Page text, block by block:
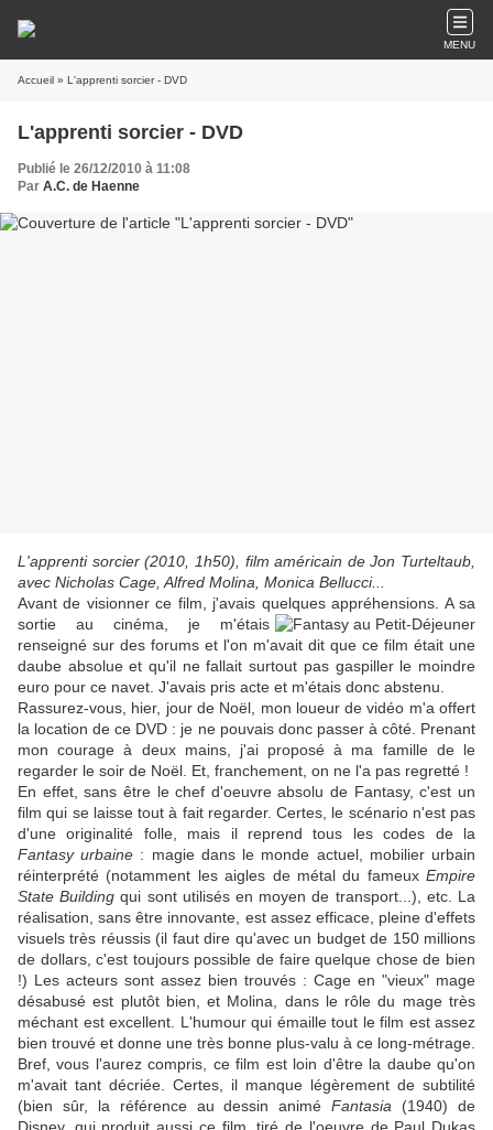
MENU
Accueil » L'apprenti sorcier - DVD
L'apprenti sorcier - DVD
Publié le 26/12/2010 à 11:08
Par A.C. de Haenne
L'apprenti sorcier (2010, 1h50), film américain de Jon Turteltaub,
avec Nicholas Cage, Alfred Molina, Monica Bellucci...
Avant de visionner ce film, j'avais quelques appréhensions. A sa
sortie au cinéma, je m'étais
renseigné sur des forums et l'on m'avait dit que ce film était une
daube absolue et qu'il ne fallait surtout pas gaspiller le moindre
euro pour ce navet. J'avais pris acte et m'étais donc abstenu.
Rassurez-vous, hier, jour de Noël, mon loueur de vidéo m'a offert
la location de ce DVD : je ne pouvais donc passer à côté. Prenant
mon courage à deux mains, j'ai proposé à ma famille de le
regarder le soir de Noël. Et, franchement, on ne l'a pas regretté !
En effet, sans être le chef d'oeuvre absolu de Fantasy, c'est un
film qui se laisse tout à fait regarder. Certes, le scénario n'est pas
d'une originalité folle, mais il reprend tous les codes de la
Fantasy urbaine : magie dans le monde actuel, mobilier urbain
réinterprété (notamment les aigles de métal du fameux Empire
State Buildingqui sont utilisés en moyen de transport...), etc. La
réalisation, sans être innovante, est assez efficace, pleine d'effets
visuels très réussis (il faut dire qu'avec un budget de 150 millions
de dollars, c'est toujours possible de faire quelque chose de bien
!) Les acteurs sont assez bien trouvés : Cage en "vieux" mage
désabusé est plutôt bien, et Molina, dans le rôle du mage très
méchant est excellent. L'humour qui émaille tout le film est assez
bien trouvé et donne une très bonne plus-valu à ce long-métrage.
Bref, vous l'aurez compris, ce film est loin d'être la daube qu'on
m'avait tant décriée. Certes, il manque légèrement de subtilité
(bien sûr, la référence au dessin animéFantasia (1940) de